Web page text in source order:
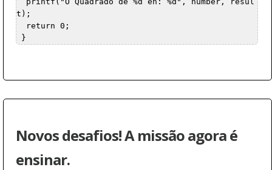
t);
Novos desafios! A missão agora é
ensinar.